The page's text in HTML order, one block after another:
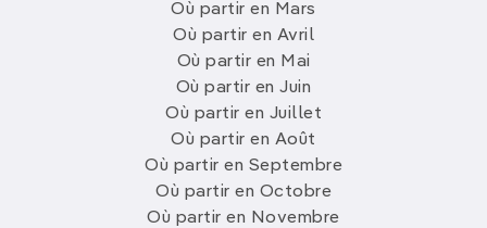
Où partir en Mars
Où partir en Avril
Où partir en Mai
Où partir en Juin
Où partir en Juillet
Où partir en Août
Où partir en Septembre
Où partir en Octobre
Où partir en Novembre